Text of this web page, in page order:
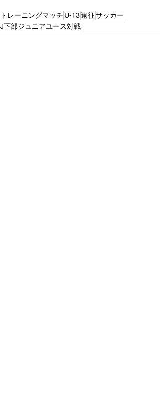
トレーニングマッチ U-13遠征サッカー
J下部ジュニアユース対戦